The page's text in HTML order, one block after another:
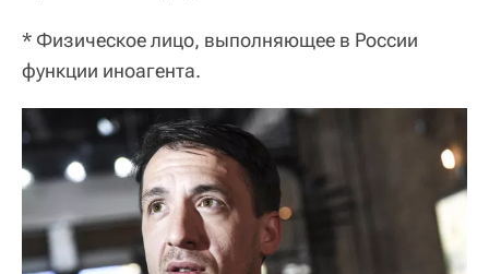
* Физическое лицо, выполняющее в России
функции иноагента.